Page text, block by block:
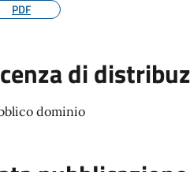
PDF
di
dominio